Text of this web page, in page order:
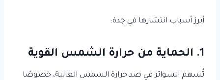
أبرز أسباب انتشارها في جدة:
1. الحماية من حرارة الشمس القوية
تُسهم السواتر في صد حرارة الشمس العالية، خصوصًا